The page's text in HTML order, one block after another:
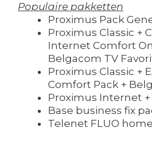
Populaire pakketten
Proximus Pack
Proximus Classic +
Internet Comfort
Belgacom TV
Proximus Classic +
Comfort Pack +
Proximus Internet +
Base business fix
Telenet FLUO